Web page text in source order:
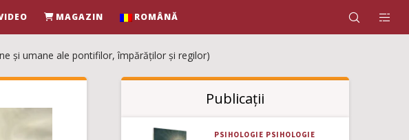
MAGAZIN ROMÂNĂ
și umane ale pontifilor, împărăților și regilor)
Publicații
PSIHOLOGIE PSIHOLOGIE